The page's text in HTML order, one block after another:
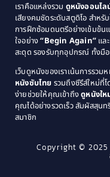
1979
1976
1974
1971
1969
1964
1940
เราคือแหล่งรวม ดูหนังออนไล
เสียงคมชัดระดับสตูดิโอ สำหรั
การฝึกซ้อมดนตรีอย่างเข้มข้น
ใจอย่าง“Begin Again” แล
สะดุด รองรับทุกอุปกรณ์ ทั้งมื
เว็บดูหนังของเราเน้นการรวม
หนังซับไทย รวมถึงซีรีส์ใหม่ที่
ง่ายช่วยให้คุณเข้าถึงดูหนังให
คุณได้อย่างรวดเร็ว สัมผัสสุน
สมาชิก
Copyright ©